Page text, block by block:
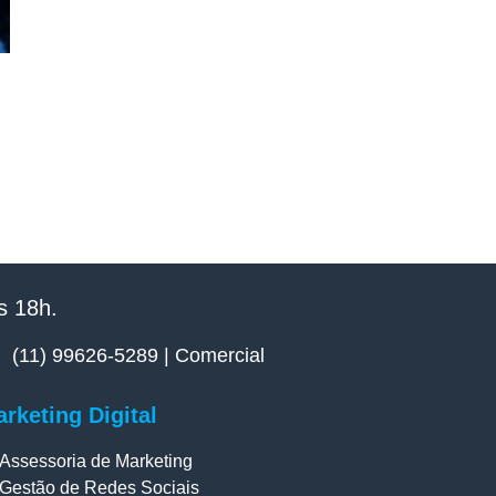
18h.​
(11) 99626-5289 | Comercial
Digital
Assessoria de Marketing
Gestão de Redes Sociais